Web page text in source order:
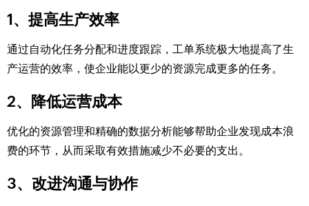
1、提高生产效率
通过自动化任务分配和进度跟踪，工单系统极大地提高了生
产运营的效率，使企业能以更少的资源完成更多的任务。
2、降低运营成本
优化的资源管理和精确的数据分析能够帮助企业发现成本浪
费的环节，从而采取有效措施减少不必要的支出。
3、改进沟通与协作